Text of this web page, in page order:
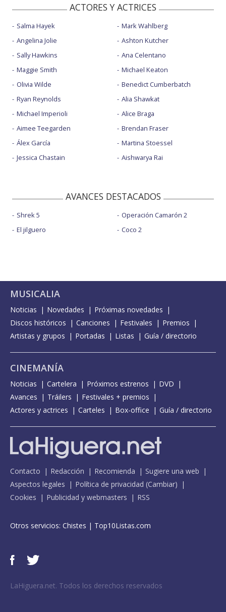
ACTORES Y ACTRICES
Salma Hayek
Angelina Jolie
Sally Hawkins
Maggie Smith
Olivia Wilde
Ryan Reynolds
Michael Imperioli
Aimee Teegarden
Álex García
Jessica Chastain
Mark Wahlberg
Ashton Kutcher
Ana Celentano
Michael Keaton
Benedict Cumberbatch
Alia Shawkat
Alice Braga
Brendan Fraser
Martina Stoessel
Aishwarya Rai
AVANCES DESTACADOS
Shrek 5
El jilguero
Operación Camarón 2
Coco 2
MUSICALIA
Noticias Novedades
Próximas novedades
Discos históricos
Canciones Festivales
Premios
Artistas y grupos
Portadas Listas Guía / directorio
CINEMANÍA
Noticias Cartelera Próximos estrenos
DVD
Avances
Tráilers
Festivales + premios
Actores y actrices
Carteles Box-office Guía / directorio
Contacto Redacción Recomienda
Sugiere una web
Aspectos legales
Política de privacidad (Cambiar)
Cookies
Publicidad y webmasters RSS
Otros servicios: Chistes | Top10Listas.com
LaHiguera.net. Todos los derechos reservados